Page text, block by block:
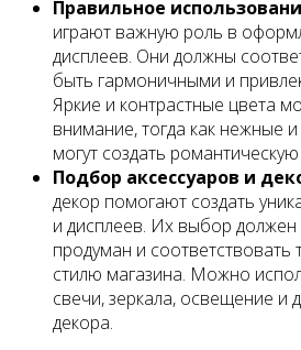
Правильное
играют важную роль в
дисплеев. Они должны
быть гармоничными и
Яркие и контрастные цвета
внимание, тогда как нежные
могут создать
Подбор аксессуаров и
декор помогают создать
и дисплеев. Их выбор
продуман и
стилю магазина. Можно
свечи, зеркала, освещение и
декора.